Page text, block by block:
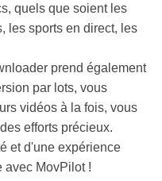
quels que soient les
les sports en direct, les
prend également
par lots, vous
vidéos à la fois, vous
efforts précieux.
et d'une expérience
avec MovPilot !